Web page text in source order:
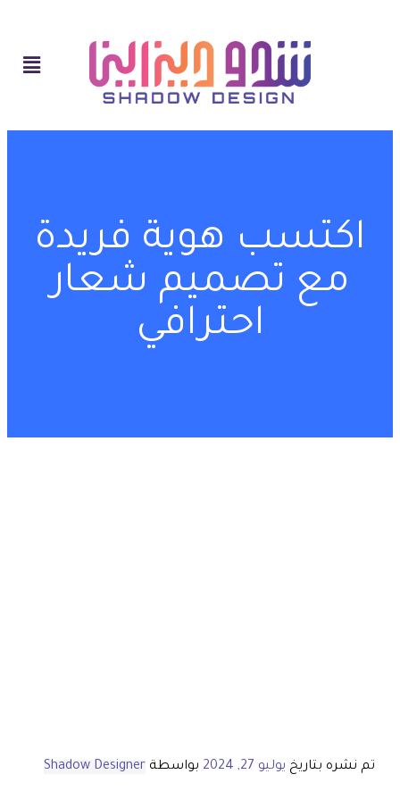
اكتسب هوية فريدة
مع تصميم شعار
احترافي
تم نشره بتاريخ يوليو 27, 2024 بواسطة Shadow Designer